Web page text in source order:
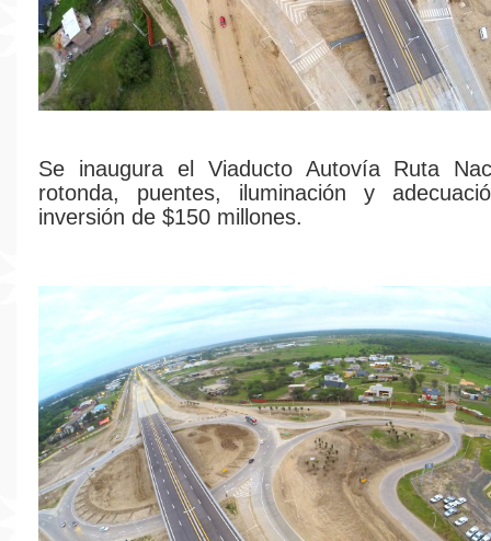
Se inaugura el Viaducto Autovía Ruta
rotonda, puentes, iluminación y
inversión de $150 millones.